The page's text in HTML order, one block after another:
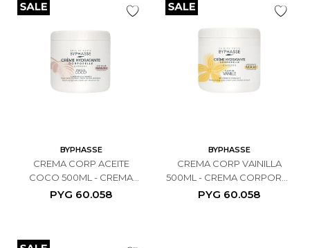
BYPHASSE
CREMA CORP ACEITE
COCO 500ML - CREMA
CORPORAL ACEITE DE
PYG 60.058
BYPHASSE
CREMA CORP VAINILLA
500ML - CREMA CORPORAL
VAINILLA 500ML
PYG 60.058